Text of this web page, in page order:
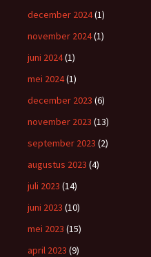
december 2024(1)
november 2024(1)
juni 2024(1)
mei 2024(1)
december 2023 (6)
november 2023 (13)
september 2023 (2)
augustus 2023 (4)
juli 2023 (14)
juni 2023 (10)
mei 2023 (15)
april 2023 (9)